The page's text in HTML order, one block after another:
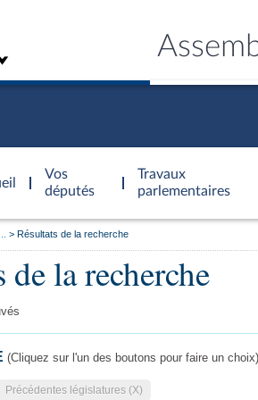
Vos
députés
Travaux
parlementaires
Résultats de la recherche
de la recherche
(Cliquez sur l'un des boutons pour faire un choix)
Précédentes législatures (X)